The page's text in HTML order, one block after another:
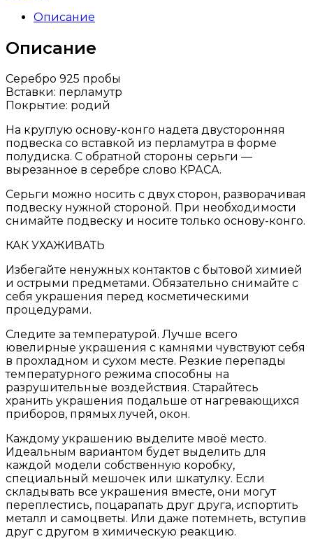
Описание
Описание
Серебро 925 пробы
Вставки: перламутр
Покрытие: родий
На круглую основу-конго надета двусторонняя
подвеска со вставкой из перламутра в форме
полудиска. С обратной стороны серьги —
вырезанное в серебре слово КРАСА.
Серьги можно носить с двух сторон, разворачивая
подвеску нужной стороной. При необходимости
снимайте подвеску и носите только основу-конго.
КАК УХАЖИВАТЬ
Избегайте ненужных контактов с бытовой химией
и острыми предметами. Обязательно снимайте с
себя украшения перед косметическими
процедурами.
Следите за температурой. Лучше всего
ювелирные украшения с камнями чувствуют себя
в прохладном и сухом месте. Резкие перепады
температурного режима способны на
разрушительные воздействия. Старайтесь
хранить украшения подальше от нагревающихся
приборов, прямых лучей, окон.
Каждому украшению выделите мвоё место.
Идеальным вариантом будет выделить для
каждой модели собственную коробку,
специальный мешочек или шкатулку. Если
складывать все украшения вместе, они могут
переплестись, поцарапать друг друга, испортить
металл и самоцветы. Или даже потемнеть, вступив
друг с другом в химическую реакцию.